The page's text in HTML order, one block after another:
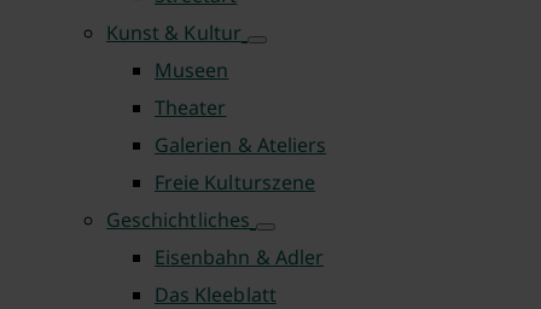
Kunst & Kultur
Museen
Theater
Galerien & Ateliers
Freie Kulturszene
Geschichtliches
Eisenbahn & Adler
Das Kleeblatt